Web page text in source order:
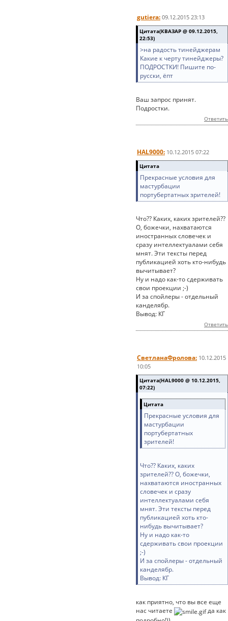
gutiera: 09.12.2015 23:13
Цитата(КВАЗАР @ 09.12.2015,
22:53)
>на радость тинейджерам
Какие к черту тинейджеры?
ПОДРОСТКИ! Пишите по-
русски, ёпт
Ваш запрос принят.
Подростки.
Ответить
HAL9000: 10.12.2015 07:22
Цитата
Прекрасные условия для
мастурбации
портубертатных зрителей!
Что?? Каких, каких зрителей??
О, божечки, нахватаются
иностранных словечек и
сразу интеллектуалами себя
мнят. Эти тексты перед
публикацией хоть кто-нибудь
вычитывает?
Ну и надо как-то сдерживать
свои проекции ;-)
И за спойлеры - отдельный
канделябр.
Вывод: КГ
Ответить
СветланаФролова: 10.12.2015
10:05
Цитата(HAL9000 @ 10.12.2015,
07:22)
Цитата
Прекрасные условия для
мастурбации
портубертатных
зрителей!
Что?? Каких, каких
зрителей?? О, божечки,
нахватаются иностранных
словечек и сразу
интеллектуалами себя
мнят. Эти тексты перед
публикацией хоть кто-
нибудь вычитывает?
Ну и надо как-то
сдерживать свои проекции
;-)
И за спойлеры - отдельный
канделябр.
Вывод: КГ
как приятно, что вы все еще
нас читаете
да как